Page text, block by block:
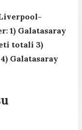
1) Galatasaray
totali 3)
Galatasaray